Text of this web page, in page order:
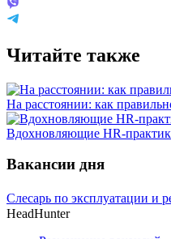
Читайте также
На расстоянии: как
Вдохновляющие HR-
Вакансии дня
Слесарь по эксплуатации и
HeadHunter